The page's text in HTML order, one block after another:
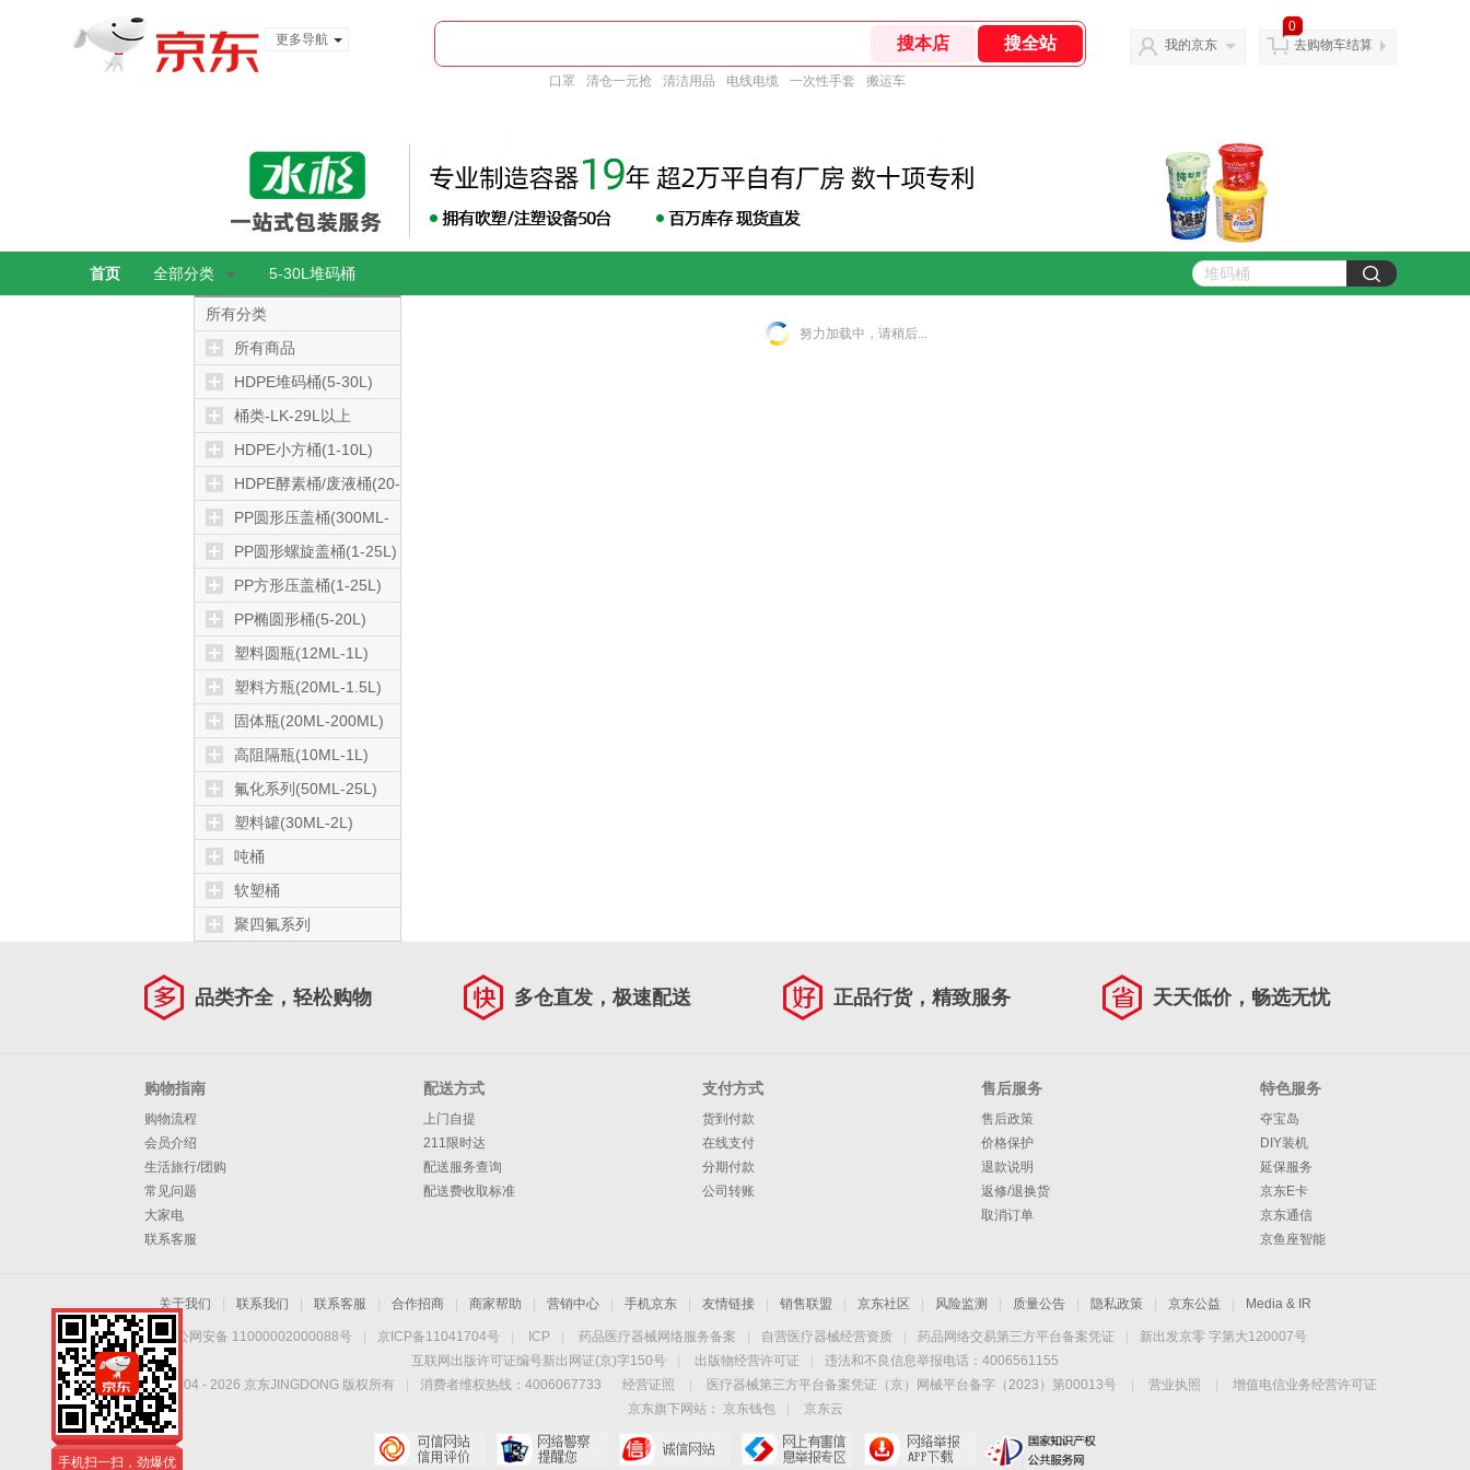
更多导航
口罩 清仓一元抢 清洁用品 电线电缆 一次性手套 搬运车
我的京东
0
去购物车结算
首页 全部分类 5-30L堆码桶
所有分类
所有商品
HDPE堆码桶(5-30L)
桶类-LK-29L以上
HDPE小方桶(1-10L)
HDPE酵素桶/废液桶(20-
50L)
PP圆形压盖桶(300ML-
50L)
PP圆形螺旋盖桶(1-25L)
PP方形压盖桶(1-25L)
PP椭圆形桶(5-20L)
塑料圆瓶(12ML-1L)
塑料方瓶(20ML-1.5L)
固体瓶(20ML-200ML)
高阻隔瓶(10ML-1L)
氟化系列(50ML-25L)
塑料罐(30ML-2L)
吨桶
软塑桶
聚四氟系列
努力加载中，请稍后...
品类齐全，轻松购物 多仓直发，极速配送 正品行货，精致服务 天天低价，畅选无忧
购物指南
购物流程
会员介绍
生活旅行/团购
常见问题
大家电
联系客服
配送方式
上门自提
211限时达
配送服务查询
配送费收取标准
支付方式
货到付款
在线支付
分期付款
公司转账
售后服务
售后政策
价格保护
退款说明
返修/退换货
取消订单
特色服务
夺宝岛
DIY装机
延保服务
京东E卡
京东通信
京鱼座智能
关于我们 联系我们 联系客服 合作招商 商家帮助 营销中心 手机京东 友情链接 销售联盟 京东社区 风险监测 质量公告 隐私政策 京东公益 Media & IR
京公网安备 11000002000088号 京ICP备11041704号 ICP 药品医疗器械网络服务备案 自营医疗器械经营资质 药品网络交易第三方平台备案凭证
新出发京零 字第大120007号
互联网出版许可证编号新出网证(京)字150号
出版物经营许可证
违法和不良信息举报电话：4006561155
Copyright © 2004 - 2026 京东JINGDONG 版权所有 消费者维权热线：4006067733 经营证照 医疗器械第三方平台备案凭证（京）网械平台备字（2023）第00013号 营业执照
增值电信业务经营许可证
京东旗下网站：
京东钱包
京东云
手机扫一扫，劲爆优
惠触手可得！
手机扫一扫，劲爆优